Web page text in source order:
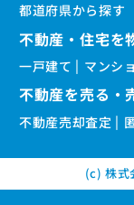
都道府県から探す
不動産・住宅を
一戸建て マンシ
不動産を売る・
不動産売却査定
(c) 株